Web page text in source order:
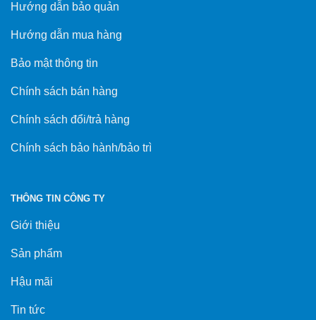
Hướng dẫn bảo quản
Hướng dẫn mua hàng
Bảo mật thông tin
Chính sách bán hàng
Chính sách đổi/trả hàng
Chính sách bảo hành/bảo trì
THÔNG TIN CÔNG TY
Giới thiệu
Sản phẩm
Hậu mãi
Tin tức